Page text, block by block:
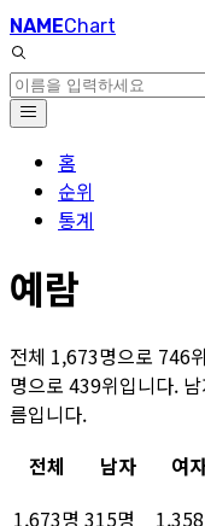
NAMEChart
홈
순위
통계
예람
전체 1,673명으로 746
명으로 439위입니다.
름입니다.
전체
남자
여
1,673명 315명